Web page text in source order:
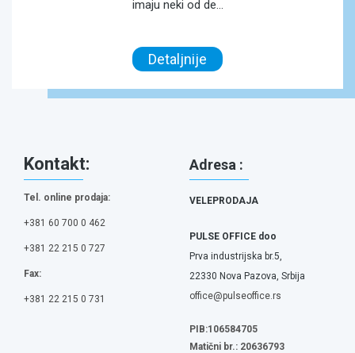
imaju neki od de...
Detaljnije
Kontakt:
Tel. online prodaja:
+381 60 700 0 462
+381 22 215 0 727
Fax:
+381 22 215 0 731
Adresa :
VELEPRODAJA
PULSE OFFICE doo
Prva industrijska br.5,
22330 Nova Pazova, Srbija
office@pulseoffice.rs
PIB:106584705
Matični br.: 20636793